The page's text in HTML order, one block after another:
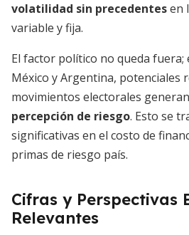
volatilidad sin precedentesen
variable y fija.
El factor político no queda fuera;
México y Argentina, potenciales
movimientos electorales generan
percepción de riesgo. Esto se
significativas en el costo de
primas de riesgo país.
Cifras y Perspectivas
Relevantes